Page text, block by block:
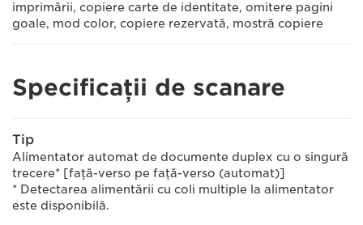
imprimării, copiere carte de identitate, omitere pagini
goale, mod color, copiere rezervată, mostră copiere
Specificații de scanare
Tip
Alimentator automat de documente duplex cu o singură
trecere* [faţă-verso pe faţă-verso (automat)]
* Detectarea alimentării cu coli multiple la alimentator
este disponibilă.